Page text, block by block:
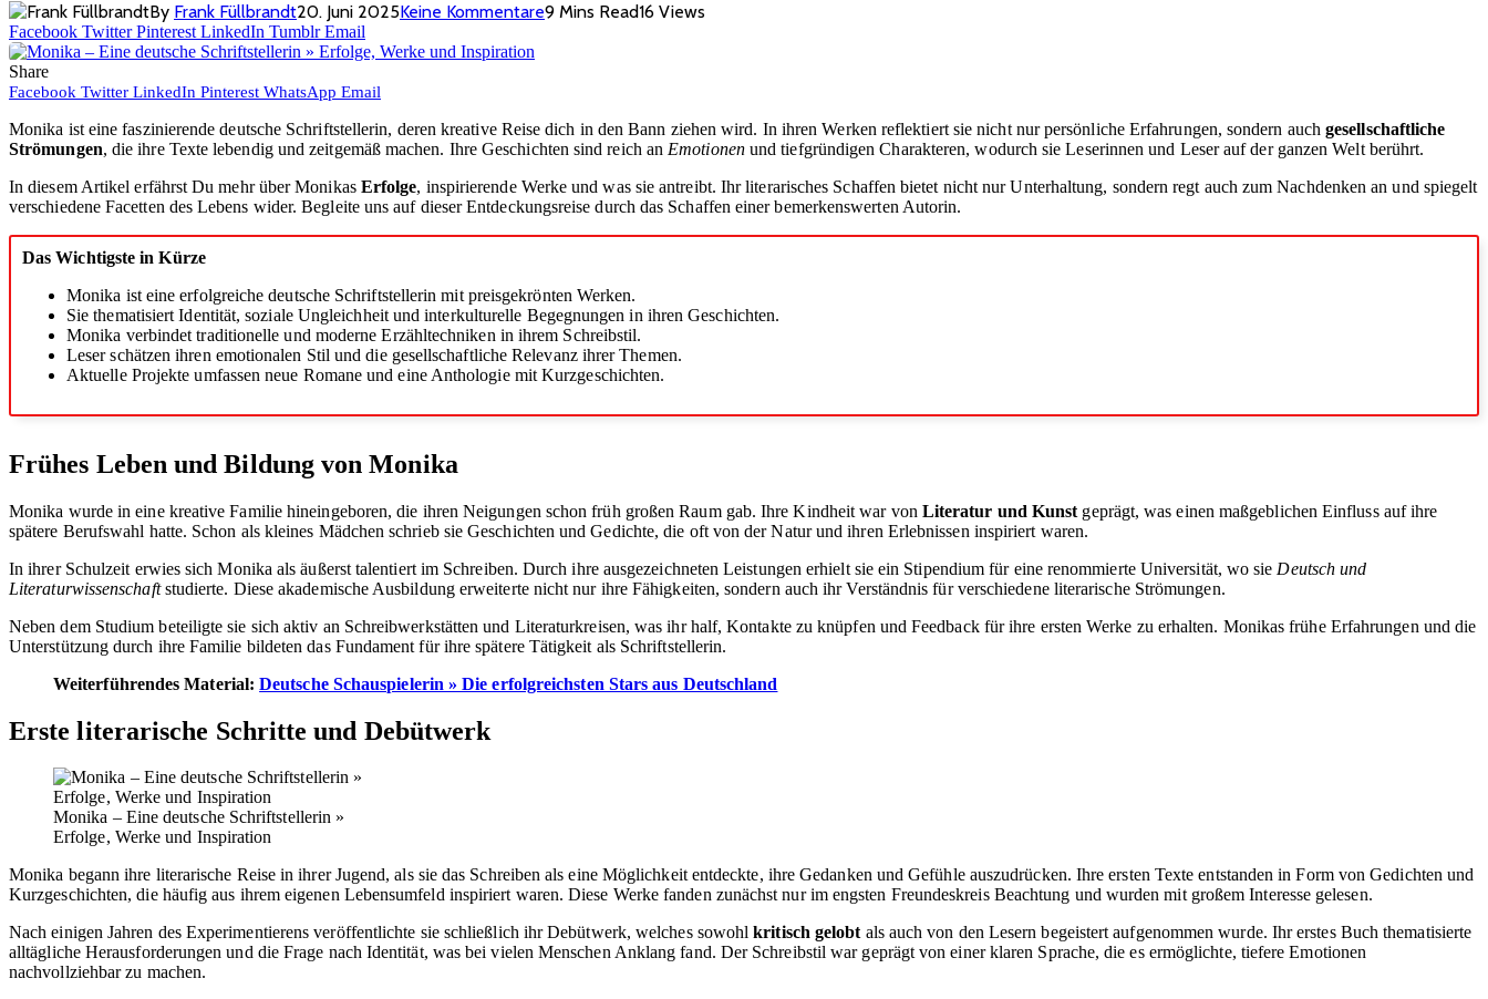
By Frank Füllbrandt20. Juni 2025Keine Kommentare9 Mins Read16 Views
Facebook Twitter Pinterest LinkedIn Tumblr Email
Share
Facebook Twitter LinkedIn Pinterest WhatsApp Email
Monika ist eine faszinierende deutsche Schriftstellerin, deren kreative Reise dich in den Bann ziehen wird. In ihren Werken reflektiert sie nicht nur persönliche Erfahrungen, sondern auchgesellschaftliche
Strömungen, die ihre Texte lebendig und zeitgemäß machen. Ihre Geschichten sind reich an Emotionenund tiefgründigen Charakteren, wodurch sie Leserinnen und Leser auf der ganzen Welt berührt.
In diesem Artikel erfährst Du mehr über Monikas Erfolge, inspirierende Werke und was sie antreibt. Ihr literarisches Schaffen bietet nicht nur Unterhaltung, sondern regt auch zum Nachdenken an und spiegelt
verschiedene Facetten des Lebens wider. Begleite uns auf dieser Entdeckungsreise durch das Schaffen einer bemerkenswerten Autorin.
Das Wichtigste in Kürze
Monika ist eine erfolgreiche deutsche Schriftstellerin mit preisgekrönten Werken.
Sie thematisiert Identität, soziale Ungleichheit und interkulturelle Begegnungen in ihren Geschichten.
Monika verbindet traditionelle und moderne Erzähltechniken in ihrem Schreibstil.
Leser schätzen ihren emotionalen Stil und die gesellschaftliche Relevanz ihrer Themen.
Aktuelle Projekte umfassen neue Romane und eine Anthologie mit Kurzgeschichten.
Frühes Leben und Bildung von Monika
Monika wurde in eine kreative Familie hineingeboren, die ihren Neigungen schon früh großen Raum gab. Ihre Kindheit war von Literatur und Kunst geprägt, was einen maßgeblichen Einfluss auf ihre
spätere Berufswahl hatte. Schon als kleines Mädchen schrieb sie Geschichten und Gedichte, die oft von der Natur und ihren Erlebnissen inspiriert waren.
In ihrer Schulzeit erwies sich Monika als äußerst talentiert im Schreiben. Durch ihre ausgezeichneten Leistungen erhielt sie ein Stipendium für eine renommierte Universität, wo sie Deutsch und
Literaturwissenschaftstudierte. Diese akademische Ausbildung erweiterte nicht nur ihre Fähigkeiten, sondern auch ihr Verständnis für verschiedene literarische Strömungen.
Neben dem Studium beteiligte sie sich aktiv an Schreibwerkstätten und Literaturkreisen, was ihr half, Kontakte zu knüpfen und Feedback für ihre ersten Werke zu erhalten. Monikas frühe Erfahrungen und die
Unterstützung durch ihre Familie bildeten das Fundament für ihre spätere Tätigkeit als Schriftstellerin.
Weiterführendes Material:Deutsche Schauspielerin » Die erfolgreichsten Stars aus Deutschland
Erste literarische Schritte und Debütwerk
Monika – Eine deutsche Schriftstellerin »
Erfolge, Werke und Inspiration
Monika begann ihre literarische Reise in ihrer Jugend, als sie das Schreiben als eine Möglichkeit entdeckte, ihre Gedanken und Gefühle auszudrücken. Ihre ersten Texte entstanden in Form von Gedichten und
Kurzgeschichten, die häufig aus ihrem eigenen Lebensumfeld inspiriert waren. Diese Werke fanden zunächst nur im engsten Freundeskreis Beachtung und wurden mit großem Interesse gelesen.
Nach einigen Jahren des Experimentierens veröffentlichte sie schließlich ihr Debütwerk, welches sowohlkritisch gelobtals auch von den Lesern begeistert aufgenommen wurde. Ihr erstes Buch thematisierte
alltägliche Herausforderungen und die Frage nach Identität, was bei vielen Menschen Anklang fand. Der Schreibstil war geprägt von einer klaren Sprache, die es ermöglichte, tiefere Emotionen
nachvollziehbar zu machen.